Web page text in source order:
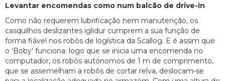
Levantar encomendas como num balcão de drive-in
Como não requerem lubrificação nem manutenção, os
casquilhos deslizantes iglidur cumprem a sua função de
forma fiável nos robôs de logística da Scallog. E é assim que
o 'Boby' funciona: logo que se inicia uma encomenda no
computador, os robôs autónomos de 1 m de comprimento,
que se assemelham a robôs de cortar relva, deslocam-se